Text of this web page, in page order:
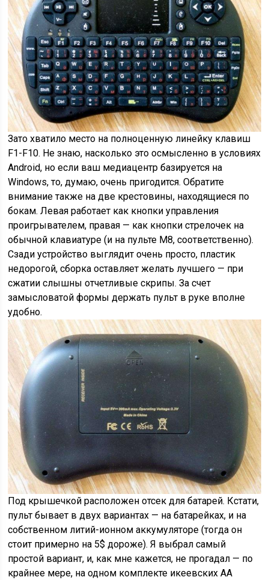
Зато хватило место на полноценную линейку клавиш
F1-F10. Не знаю, насколько это осмысленно в условиях
Android, но если ваш медиацентр базируется на
Windows, то, думаю, очень пригодится. Обратите
внимание также на две крестовины, находящиеся по
бокам. Левая работает как кнопки управления
проигрывателем, правая — как кнопки стрелочек на
обычной клавиатуре (и на пульте M8, соответственно).
Сзади устройство выглядит очень просто, пластик
недорогой, сборка оставляет желать лучшего — при
сжатии слышны отчетливые скрипы. За счет
замысловатой формы держать пульт в руке вполне
удобно.
Под крышечкой расположен отсек для батарей. Кстати,
пульт бывает в двух вариантах — на батарейках, и на
собственном литий-ионном аккумуляторе (тогда он
стоит примерно на 5$ дороже). Я выбрал самый
простой вариант, и, как мне кажется, не прогадал — по
крайнее мере, на одном комплекте икеевских AA